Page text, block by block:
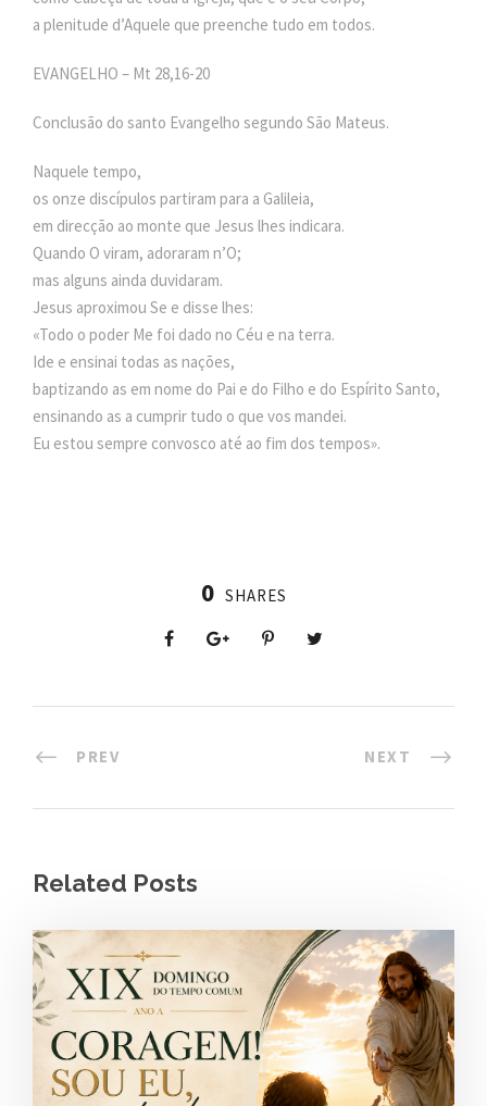
a plenitude d’Aquele que preenche tudo em todos.
EVANGELHO – Mt 28,16-20
Conclusão do santo Evangelho segundo São Mateus.
Naquele tempo,
os onze discípulos partiram para a Galileia,
em direcção ao monte que Jesus lhes indicara.
Quando O viram, adoraram n’O;
mas alguns ainda duvidaram.
Jesus aproximou Se e disse lhes:
«Todo o poder Me foi dado no Céu e na terra.
Ide e ensinai todas as nações,
baptizando as em nome do Pai e do Filho e do Espírito Santo,
ensinando as a cumprir tudo o que vos mandei.
Eu estou sempre convosco até ao fim dos tempos».
0 SHARES
PREV NEXT
Related Posts